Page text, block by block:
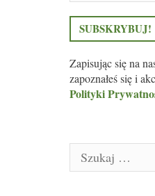
Zapisując się na
zapoznałeś się i
Polityki
Szukaj: